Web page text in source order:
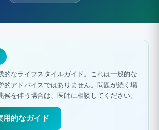
的なライフスタイルガイド。これは一般的な
的アドバイスではありません。問題が続く場
候を伴う場合は、医師に相談してください。
用的なガイド